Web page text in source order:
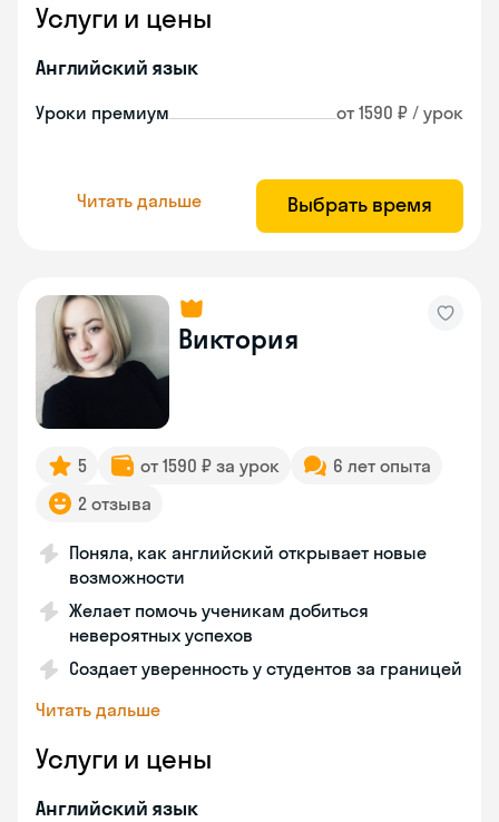
Услуги и цены
Английский язык
Уроки премиум от 1590 ₽ / урок
Читать дальше Выбрать время
Виктория
5 от 1590 ₽ за урок
6 лет опыта
2 отзыва
Поняла, как английский открывает новые
возможности
Желает помочь ученикам добиться
невероятных успехов
Создает уверенность у студентов за границей
Читать дальше
Услуги и цены
Английский язык